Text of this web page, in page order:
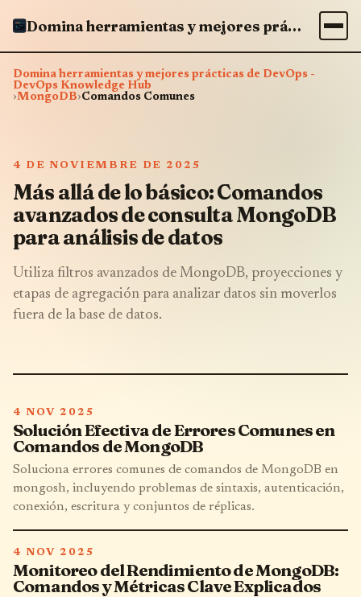
Domina herramientas y mejores prácticas de DevOps - DevOps Knowledge Hub
Domina herramientas y mejores prácticas de DevOps -
DevOps Knowledge Hub
›MongoDB›Comandos Comunes
4 DE NOVIEMBRE DE 2025
Más allá de lo básico: Comandos
avanzados de consulta MongoDB
para análisis de datos
Utiliza filtros avanzados de MongoDB, proyecciones y
etapas de agregación para analizar datos sin moverlos
fuera de la base de datos.
4 NOV 2025
Solución Efectiva de Errores Comunes en
Comandos de MongoDB
Soluciona errores comunes de comandos de MongoDB en
mongosh, incluyendo problemas de sintaxis, autenticación,
conexión, escritura y conjuntos de réplicas.
4 NOV 2025
Monitoreo del Rendimiento de MongoDB:
Comandos y Métricas Clave Explicados